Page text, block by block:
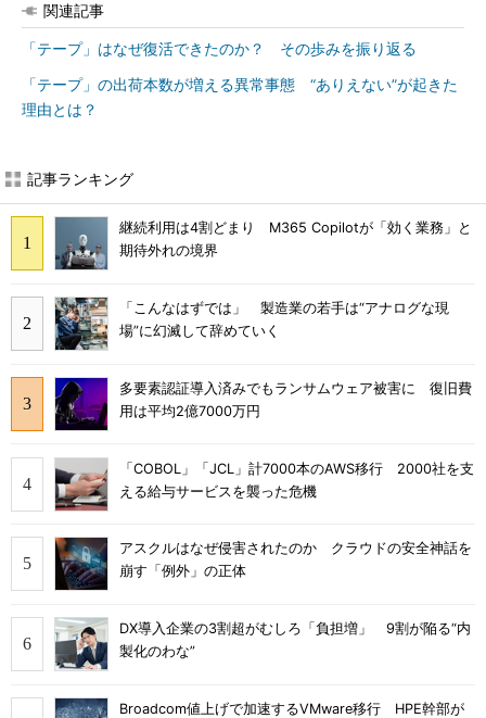
関連記事
「テープ」はなぜ復活できたのか？ その歩みを振り返る
「テープ」の出荷本数が増える異常事態 “ありえない”が起きた
理由とは？
記事ランキング
継続利用は4割どまり M365 Copilotが「効く業務」と
期待外れの境界
「こんなはずでは」 製造業の若手は“アナログな現
場”に幻滅して辞めていく
多要素認証導入済みでもランサムウェア被害に 復旧費
用は平均2億7000万円
「COBOL」「JCL」計7000本のAWS移行 2000社を支
える給与サービスを襲った危機
アスクルはなぜ侵害されたのか クラウドの安全神話を
崩す「例外」の正体
DX導入企業の3割超がむしろ「負担増」 9割が陥る“内
製化のわな”
Broadcom値上げで加速するVMware移行 HPE幹部が